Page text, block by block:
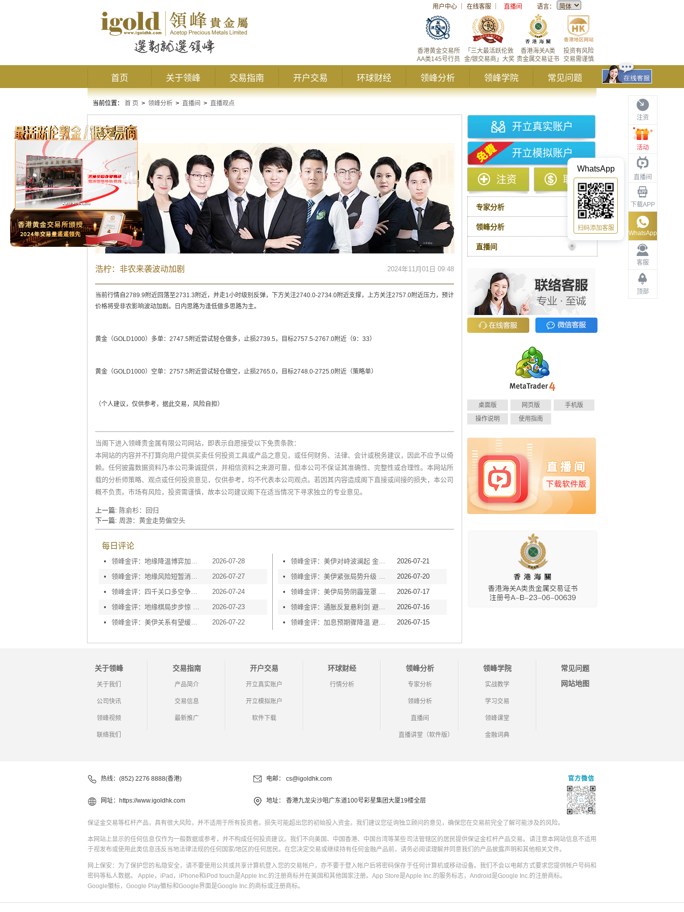
用户中心 在线客服 直播间 语言：
投资有风险
交易需谨慎
香港海关A类
贵金属交易证书
「三大最活跃伦敦
金/银交易商」大奖
香港黄金交易所
AA类145号行员
首页 关于领峰 交易指南 开户交易 环球财经 领峰分析 领峰学院 常见问题
注资
活动
直播间
下载APP
客服
顶部
WhatsApp
WhatsApp
扫码添加客服
当前位置： 首 页 > 领峰分析 > 直播间 > 直播观点
直播观点
浩柠：非农来袭波动加剧 2024年11月01日 09:48
当前行情自2789.9附近回落至2731.3附近，并走1小时级别反弹，下方关注2740.0-2734.0附近支撑，上方关注2757.0附近压力，预计
价格将受非农影响波动加剧。日内思路为逢低做多思路为主。
黄金（GOLD1000）多单：2747.5附近尝试轻仓做多，止损2739.5，目标2757.5-2767.0附近（9：33）
黄金（GOLD1000）空单：2757.5附近尝试轻仓做空，止损2765.0，目标2748.0-2725.0附近（策略单）
（个人建议，仅供参考，据此交易，风险自担）
当阁下进入领峰贵金属有限公司网站，即表示自愿接受以下免责条款：
本网站的内容并不打算向用户提供买卖任何投资工具或产品之意见，或任何财务、法律、会计或税务建议，因此不应予以倚
赖。任何披露数据资料乃本公司秉诚提供，并相信资料之来源可靠，但本公司不保证其准确性、完整性或合理性。本网站所
载的分析师策略、观点或任何投资意见，仅供参考，均不代表本公司观点。若因其内容造成阁下直接或间接的损失，本公司
概不负责。市场有风险，投资需谨慎，故本公司建议阁下在适当情况下寻求独立的专业意见。
上一篇: 陈俞杉：回归
下一篇: 周游：黄金走势偏空头
每日评论
•
2026-07-28
•
2026-07-27
•
领峰金评：四千关口多空争夺 加息阴云笼罩金市
2026-07-24
•
2026-07-23
•
领峰金评：美伊关系有望缓和 黄金趁势迅速反弹 2026-07-22
•
2026-07-21
•
2026-07-20
•
2026-07-17
•
2026-07-16
•
2026-07-15
开立真实账户
开立模拟账户
注资 取款
专家分析
领峰分析
直播间
桌面版 网页版
手机版
操作说明
使用指南
关于领峰
关于我们
公司快讯
领峰视频
联络我们
交易指南
产品简介
交易信息
最新推广
开户交易
开立真实账户
开立模拟账户
软件下载
环球财经
行情分析
领峰分析
专家分析
领峰分析
直播间
直播讲堂（软件版）
领峰学院
实战教学
学习交易
领峰课堂
金融词典
常见问题
网站地图
热线：(852) 2276 8888(香港) 电邮： cs@igoldhk.com
网址： https://www.igoldhk.com 地址： 香港九龙尖沙咀广东道100号彩星集团大厦19楼全层
官方微信
保证金交易等杠杆产品，具有很大风险，并不适用于所有投资者。损失可能超出您的初始投入资金。我们建议您征询独立顾问的意见，确保您在交易前完全了解可能涉及的风险。
本网站上显示的任何信息仅作为一般数据或参考，并不构成任何投资建议。我们不向美国、中国香港、中国台湾等某些司法管辖区的居民提供保证金杠杆产品交易。请注意本网站信息不适用
于视发布或使用此类信息违反当地法律法规的任何国家/地区的任何居民。在您决定交易或继续持有任何金融产品前，请务必阅读理解并同意我们的产品披露声明和其他相关文件。
网上保安：为了保护您的私隐安全，请不要使用公共或共享计算机登入您的交易帐户，亦不要于登入帐户后将密码保存于任何计算机或移动设备。我们不会以电邮方式要求您提供帐户号码和
密码等私人数据。 Apple，iPad，iPhone和iPod touch是Apple Inc.的注册商标并在美国和其他国家注册。App Store是Apple Inc.的服务标志，Android是Google Inc.的注册商标。
Google徽标，Google Play徽标和Google界面是Google Inc.的商标或注册商标。